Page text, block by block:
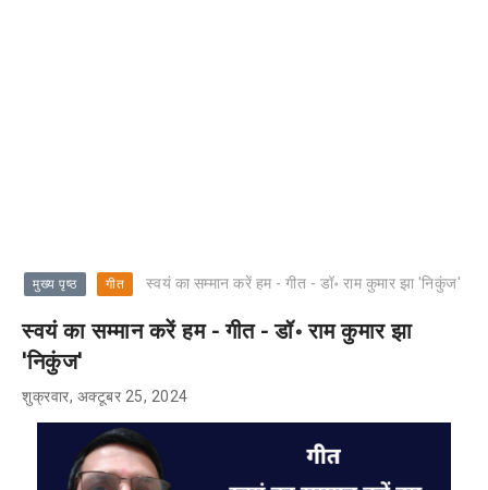
मुख्य पृष्ठ गीत स्वयं का सम्मान करें हम - गीत - डॉ॰ राम कुमार झा 'निकुंज'
स्वयं का सम्मान करें हम - गीत - डॉ॰ राम कुमार झा
'निकुंज'
शुक्रवार, अक्टूबर 25, 2024